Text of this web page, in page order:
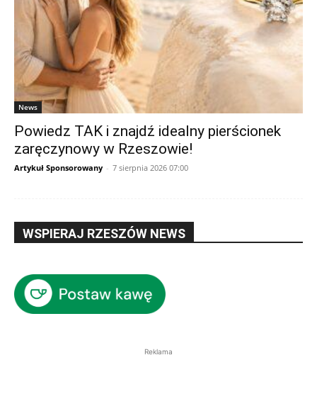
News
Powiedz TAK i znajdź idealny pierścionek
zaręczynowy w Rzeszowie!
Artykuł Sponsorowany - 7 sierpnia 2026 07:00
WSPIERAJ RZESZÓW NEWS
Reklama